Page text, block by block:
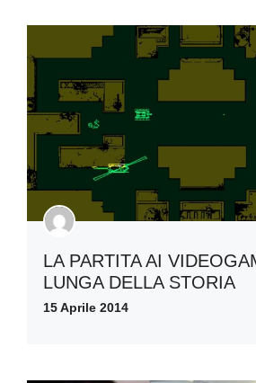
LA PARTITA AI
LUNGA DELLA STORIA
15 Aprile 2014